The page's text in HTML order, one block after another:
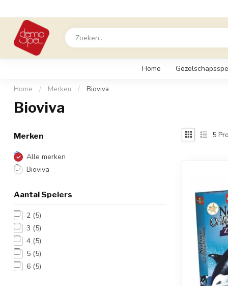
Home
Home / Merken / Bioviva
Bioviva
Merken
Alle merken
Bioviva
Aantal Spelers
2 (5)
3 (5)
4 (5)
5 (5)
6 (5)
5